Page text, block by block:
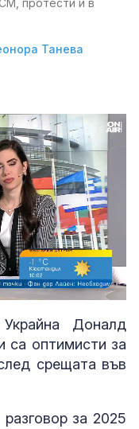
протести и в
Танева
Доналд
са оптимисти за
срещата във
за 2025